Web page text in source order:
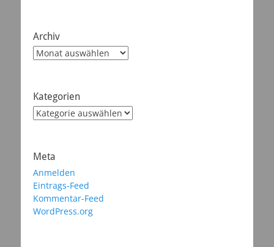
Archiv
Archiv
Kategorien
Kategorien
Meta
Anmelden
Eintrags-Feed
Kommentar-Feed
WordPress.org